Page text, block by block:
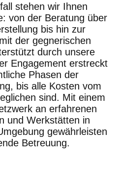
stehen wir Ihnen
von der Beratung über
bis hin zur
der gegnerischen
durch unsere
Engagement erstreckt
Phasen der
bis alle Kosten vom
sind. Mit einem
an erfahrenen
und Werkstätten in
gewährleisten
Betreuung.